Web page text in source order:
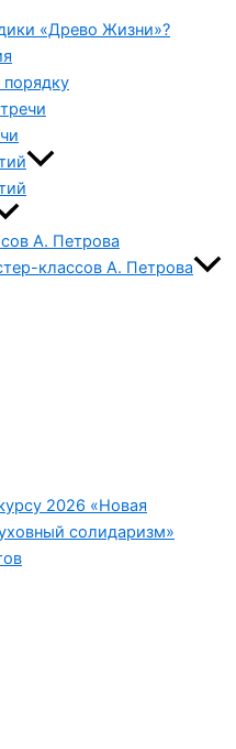
«Древо Жизни»?
А. Петрова
классов А. Петрова
2026 «Новая
солидаризм»